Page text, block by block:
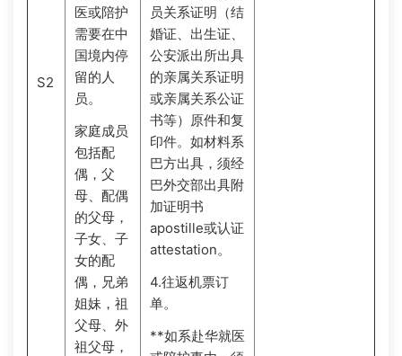
S2
医或陪护
需要在中
国境内停
留的人
员。
家庭成员
包括配
偶，父
母、配偶
的父母，
子女、子
女的配
偶，兄弟
姐妹，祖
父母、外
祖父母，
员关系证明（结
婚证、出生证、
公安派出所出具
的亲属关系证明
或亲属关系公证
书等）原件和复
印件。如材料系
巴方出具，须经
巴外交部出具附
加证明书
apostille或认证
attestation。
4.往返机票订
单。
**如系赴华就医